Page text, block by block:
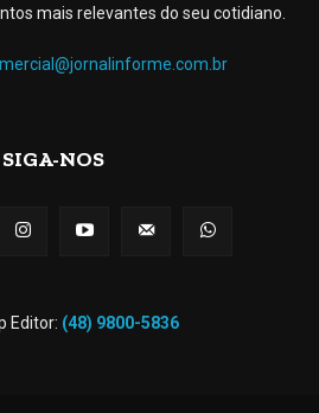
mais relevantes do seu cotidiano.
SIGA-NOS
Editor: (48) 9800-5836